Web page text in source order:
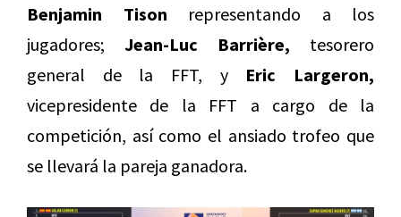
Benjamin Tison representando a los
jugadores; Jean-Luc Barrière, tesorero
general de la FFT, y Eric Largeron,
vicepresidente de la FFT a cargo de la
competición, así como el ansiado trofeo que
se llevará la pareja ganadora.